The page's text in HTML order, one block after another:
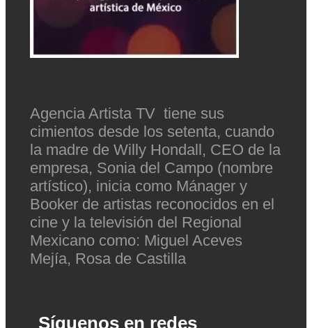
Agencia Artista TV tiene sus
cimientos desde los setenta, cuando
la madre de Willy Hondall, CEO de la
empresa, Sonia del Campo (nombre
artístico), inicia como Mánager y
Booker de artistas reconocidos en el
cine y la televisión del Regional
Mexicano como: Miguel Aceves
Mejía, Rosa de Castilla
Síguenos en redes